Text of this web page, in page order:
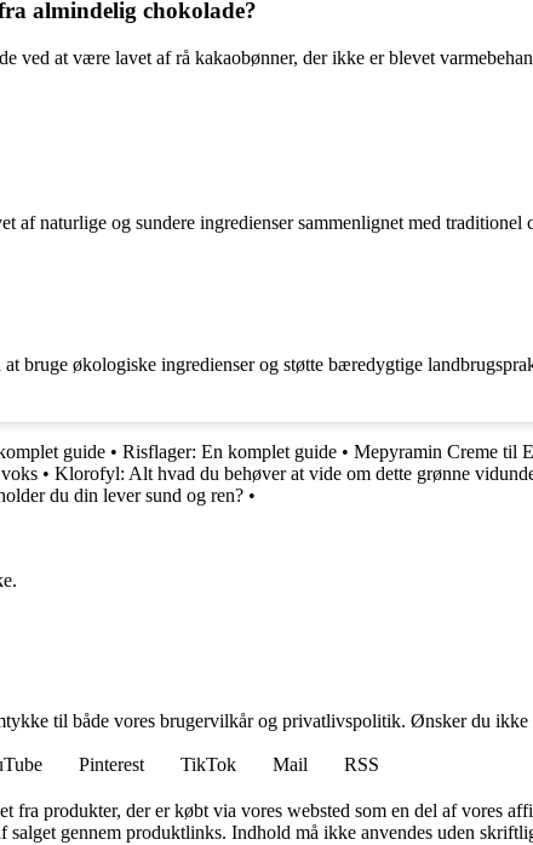
almindelig chokolade?
ved at være lavet af rå kakaobønner, der ikke er blevet
af naturlige og sundere ingredienser sammenlignet med
bruge økologiske ingredienser og støtte bæredygtige
guide • Risflager: En komplet guide • Mepyramin Creme til
• Klorofyl: Alt hvad du behøver at vide om dette grønne
du din lever sund og ren? •
til både vores brugervilkår og privatlivspolitik. Ønsker du
Pinterest TikTok Mail
RSS
produkter, der er købt via vores websted som en del af vores
gennem produktlinks. Indhold må ikke anvendes uden